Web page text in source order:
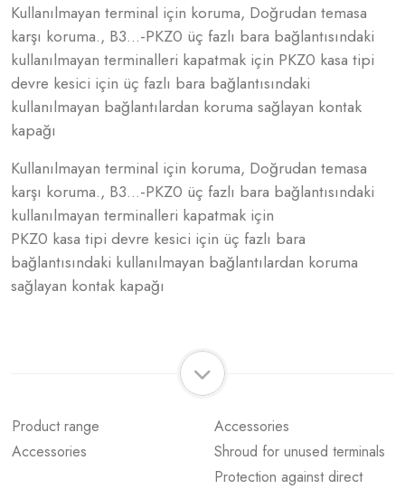
Kullanılmayan terminal için koruma, Doğrudan temasa
karşı koruma., B3...-PKZ0 üç fazlı bara bağlantısındaki
kullanılmayan terminalleri kapatmak için PKZ0 kasa tipi
devre kesici için üç fazlı bara bağlantısındaki
kullanılmayan bağlantılardan koruma sağlayan kontak
kapağı
Kullanılmayan terminal için koruma, Doğrudan temasa
karşı koruma., B3...-PKZ0 üç fazlı bara bağlantısındaki
kullanılmayan terminalleri kapatmak için
PKZ0 kasa tipi devre kesici için üç fazlı bara
bağlantısındaki kullanılmayan bağlantılardan koruma
sağlayan kontak kapağı
Product range
Accessories
Accessories
Shroud for unused terminals
Protection against direct